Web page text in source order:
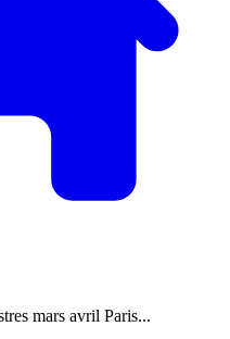
mars avril Paris...